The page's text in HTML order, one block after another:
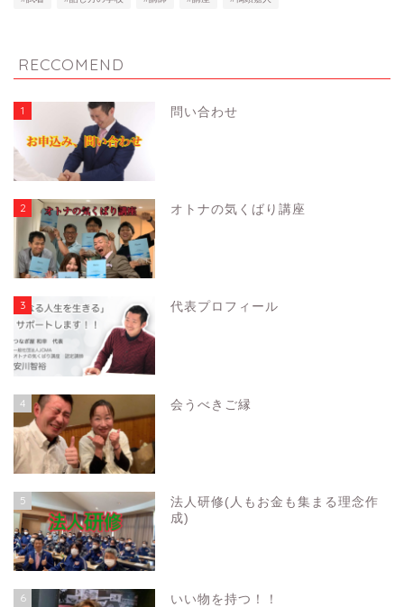
RECCOMEND
1 問い合わせ
2 オトナの気くばり講座
3 代表プロフィール
4 会うべきご縁
5
法人研修(人もお金も集まる理念作
成)
6 いい物を持つ！！